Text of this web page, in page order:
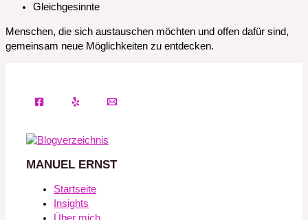
Gleichgesinnte
Menschen, die sich austauschen möchten und offen dafür sind,
gemeinsam neue Möglichkeiten zu entdecken.
MANUEL ERNST
Startseite
Insights